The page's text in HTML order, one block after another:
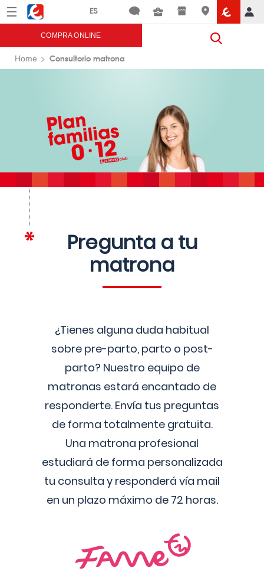
Menú Eroski
COMPRA ONLINE
Home Consultorio matrona
Pregunta a tu
matrona
¿Tienes alguna duda habitual
sobre pre-parto, parto o post-
parto? Nuestro equipo de
matronas estará encantado de
responderte. Envía tus preguntas
de forma totalmente gratuita.
Una matrona profesional
estudiará de forma personalizada
tu consulta y responderá vía mail
en un plazo máximo de 72 horas.